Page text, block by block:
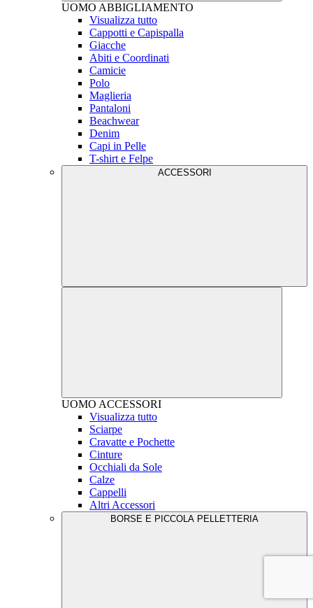
UOMO ABBIGLIAMENTO
Visualizza tutto
Cappotti e Capispalla
Giacche
Abiti e Coordinati
Camicie
Polo
Maglieria
Pantaloni
Beachwear
Denim
Capi in Pelle
T-shirt e Felpe
ACCESSORI
UOMO ACCESSORI
Visualizza tutto
Sciarpe
Cravatte e Pochette
Cinture
Occhiali da Sole
Calze
Cappelli
Altri Accessori
BORSE E PICCOLA PELLETTERIA